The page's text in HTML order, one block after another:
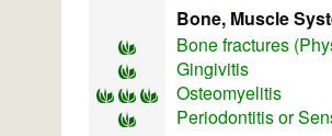
Bone, Muscle
Bone fractures
Gingivitis
Osteomyelitis
Periodontitis or